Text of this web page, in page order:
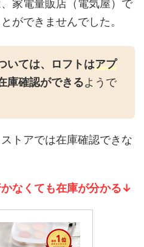
家電量販店（電気屋）で
ができませんでした。
いては、ロフトはアプ
庫確認ができるようで
トアでは在庫確認できな
なくても在庫が分かる↓